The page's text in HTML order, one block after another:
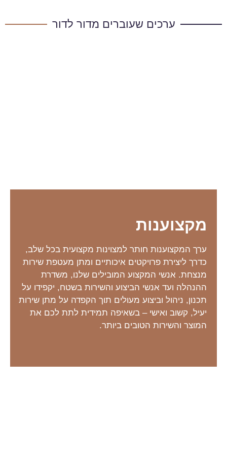
ערכים שעוברים מדור לדור
מקצוענות
ערך המקצוענות חותר למצוינות מקצועית בכל שלב,
כדרך ליצירת פרויקטים איכותיים ומתן מעטפת שירות
מנצחת. אנשי המקצוע המובילים שלנו, משדרת
ההנהלה ועד אנשי הביצוע והשירות בשטח, יקפידו על
תכנון, ניהול וביצוע מעולים תוך הקפדה על מתן שירות
יעיל, קשוב ואישי – בשאיפה תמידית לתת לכם את
המוצר והשירות הטובים ביותר.